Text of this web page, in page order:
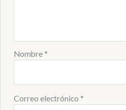
Nombre *
Correo electrónico *